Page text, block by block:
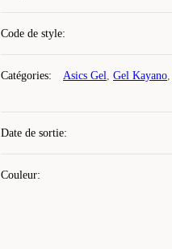
Code de style:
Catégories: Asics Gel, Gel Kayano,
Date de sortie:
Couleur: